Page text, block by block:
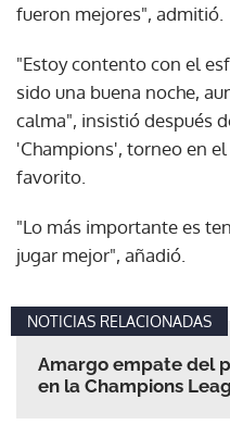
fueron mejores", admitió.
"Estoy contento con el
sido una buena noche,
calma", insistió después
'Champions', torneo en el
favorito.
"Lo más importante es
jugar mejor", añadió.
NOTICIAS RELACIONADAS
Amargo empate del
en la Champions